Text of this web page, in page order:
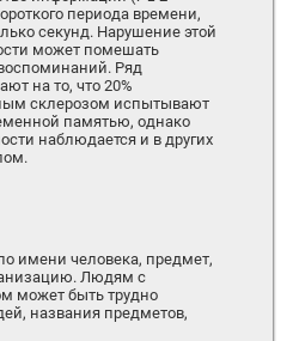
периода времени,
секунд. Нарушение этой
может помешать
Ряд
на то, что 20%
склерозом испытывают
памятью, однако
наблюдается и в других
имени человека, предмет,
Людям с
может быть трудно
названия предметов,